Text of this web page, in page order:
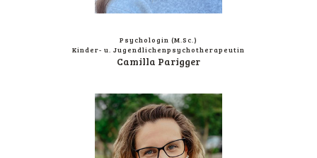
Psy­cho­lo­gin (M.Sc.)
Kinder- u. Jugendlichenpsychotherapeutin
Camil­la Parigger